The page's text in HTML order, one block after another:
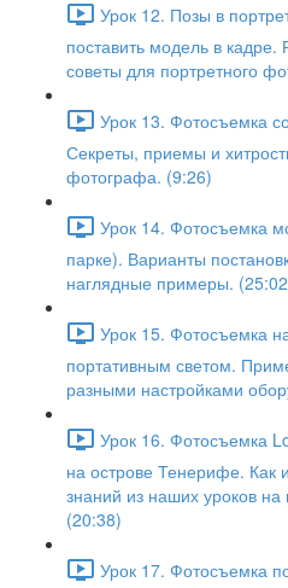
Урок 12. Позы в
поставить модель в кадре.
советы для портретного
Урок 13. Фотосъемка
Секреты, приемы и
фотографа. (9:26)
Урок 14. Фотосъемка
парке). Варианты
наглядные примеры.
Урок 15. Фотосъемка
портативным светом.
разными настройками
Урок 16. Фотосъемка
на острове Тенерифе. Как
знаний из наших уроков
(20:38)
Урок 17. Фотосъемка